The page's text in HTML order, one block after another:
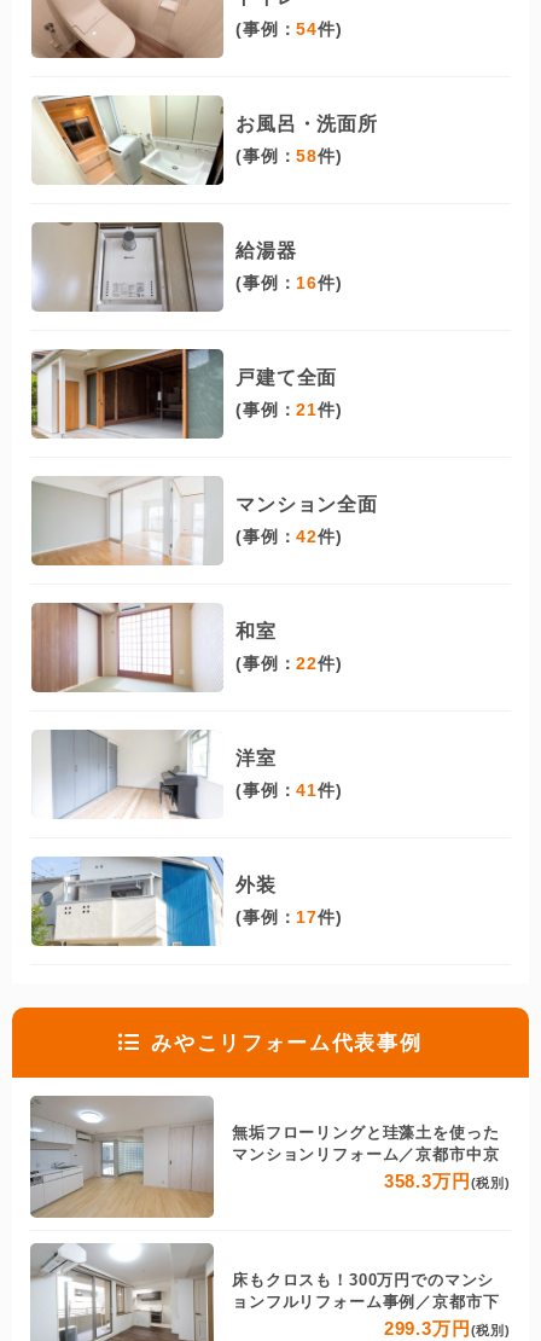
(事例：54件)
お風呂・洗面所
(事例：58件)
給湯器
(事例： 16件)
戸建て全面
(事例：21件)
マンション全面
(事例：42件)
和室
(事例：22件)
洋室
(事例：41件)
外装
(事例： 17件)
みやこリフォーム代表事例
無垢フローリングと珪藻土を使った
マンションリフォーム／京都市中京
358.3万円 (税別)
床もクロスも！300万円でのマンシ
ョンフルリフォーム事例／京都市下
299.3万円 (税別)